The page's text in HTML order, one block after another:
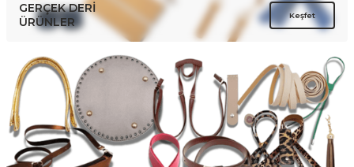
GERÇEK DERİ
ÜRÜNLER
Keşfet